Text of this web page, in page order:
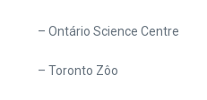
– Ontário Science Centre
– Toronto Zôo